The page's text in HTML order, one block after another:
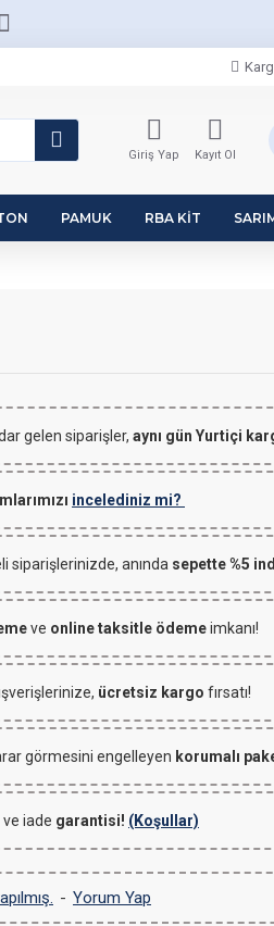
Giriş Yap Kayıt Ol
PAMUK RBA KIT
gelen siparişler, aynı gün Yurtiçi
incelediniz mi?
siparişlerinizde, anında sepette %5
ve online taksitle ödemeimkanı!
ücretsiz kargo fırsatı!
görmesini engelleyen korumalı
iade garantisi! (Koşullar)
- Yorum Yap